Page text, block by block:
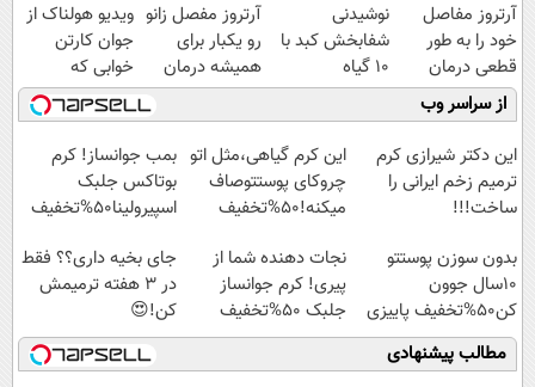
آرتروز مفاصل
خود را به طور
قطعی درمان
کنید!
◗پرسش‌نامه◖
نوشیدنی
شفابخش کبد با
10 گیاه
موثر(تخفیف تا
امشب)
آرتروز مفصل زانو
رو یکبار برای
همیشه درمان
کن!
◗پرسش‌نامه◖
ویدیو هولناک از
جوان کارتن
خوابی که
میلیاردر شد.
آموزش رایگان
از سراسر وب
این دکتر شیرازی کرم
ترمیم زخم ایرانی را
ساخت!!!
این کرم گیاهی،مثل اتو
چروکای پوستتوصاف
میکنه!50%تخفیف
بمب جوانساز! کرم
بوتاکس جلبک
اسپیرولینا50%تخفیف
بدون سوزن پوستتو
10سال جوون
کن50%تخفیف پاییزی
نجات دهنده شما از
پیری! کرم جوانساز
جلبک 50%تخفیف
جای بخیه داری؟؟ فقط
در 3 هفته ترمیمش
کن!😍
مطالب پیشنهادی